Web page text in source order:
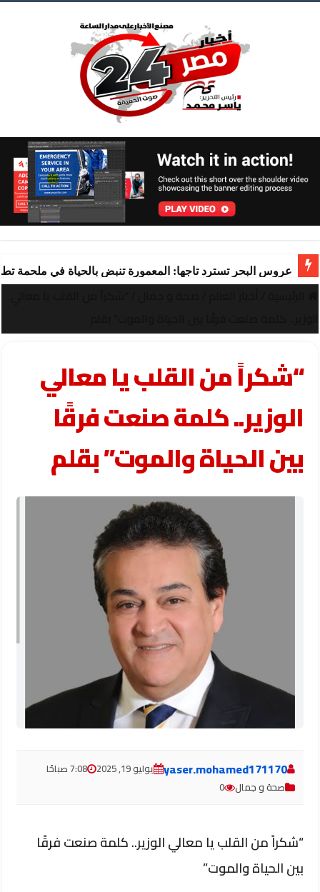
عروس البحر تسترد تاجها: المعمورة تنبض بالحياة في ملحمة
“شكراً من القلب يا معالي
الوزير.. كلمة صنعت فرقًا
بين الحياة والموت” بقلم
yaser.mohamed171170 يوليو 19, 2025
7:08 صباحًا
صحة و جمال
0
“شكراً من القلب يا معالي الوزير.. كلمة صنعت فرقًا
بين الحياة والموت”